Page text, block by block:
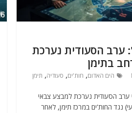
ערב הסעודית נערכת
בתימן
הים האדום, חות'ים, סעודיה, תימן
ערב הסעודית נערכת למבצע צבאי
נגד החות'ים במרכז תימן, לאחר